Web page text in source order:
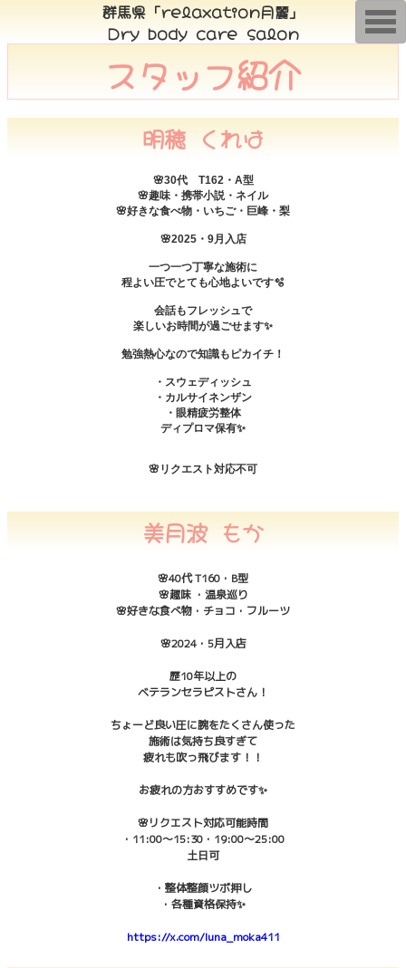
群馬県「relaxation月麗」
Dry body care salon
スタッフ紹介
明穂 くれは
🌸30代 T162・A型
🌸趣味・携帯小説・ネイル
🌸好きな食べ物・いちご・巨峰・梨
🌸2025・9月入店
一つ一つ丁寧な施術に
程よい圧でとても心地よいです🫧
会話もフレッシュで
楽しいお時間が過ごせます✨
勉強熱心なので知識もピカイチ！
・スウェディッシュ
・カルサイネンザン
・眼精疲労整体
ディプロマ保有✨
🌸リクエスト対応不可
美月波 もか
🌸40代 T160・B型
🌸趣味 ・温泉巡り
🌸好きな食べ物・チョコ・フルーツ
🌸2024・5月入店
歴10年以上の
ベテランセラピストさん！
ちょーど良い圧に腕をたくさん使った
施術は気持ち良すぎて
疲れも吹っ飛びます！！
お疲れの方おすすめです✨
🌸リクエスト対応可能時間
・11:00〜15:30・19:00〜25:00
土日可
・整体整顔ツボ押し
・各種資格保持✨
https://x.com/luna_moka411
T
o
g
n